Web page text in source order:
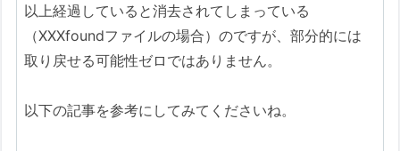
以上経過していると消去されてしまっている
（XXXfoundファイルの場合）のですが、部分的には
取り戻せる可能性ゼロではありません。
以下の記事を参考にしてみてくださいね。